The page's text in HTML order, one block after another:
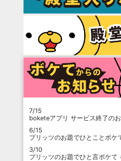
7/15
boketeアプリ サービス終了の
6/15
プリッツのお題でひとことボケ
3/10
プリッツのお題でひと言ボケて